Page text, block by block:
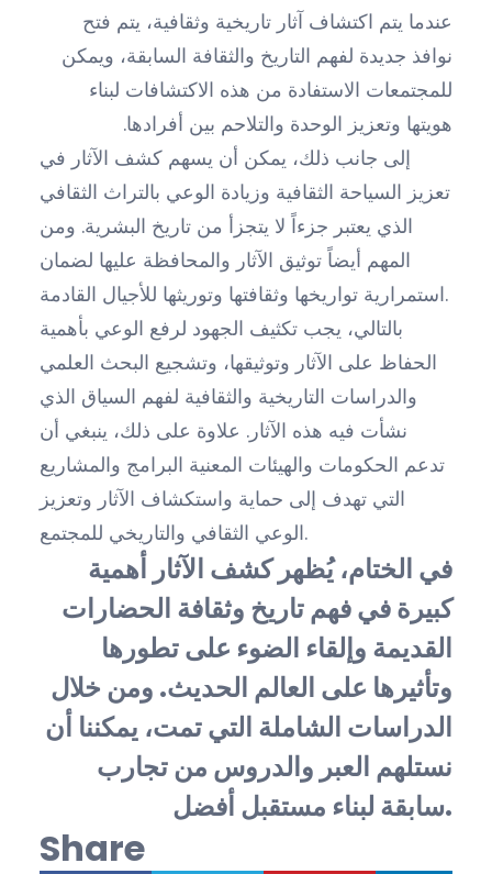
عندما يتم اكتشاف آثار تاريخية وثقافية، يتم فتح
نوافذ جديدة لفهم التاريخ والثقافة السابقة، ويمكن
للمجتمعات الاستفادة من هذه الاكتشافات لبناء
هويتها وتعزيز الوحدة والتلاحم بين أفرادها.
إلى جانب ذلك، يمكن أن يسهم كشف الآثار في
تعزيز السياحة الثقافية وزيادة الوعي بالتراث الثقافي
الذي يعتبر جزءاً لا يتجزأ من تاريخ البشرية. ومن
المهم أيضاً توثيق الآثار والمحافظة عليها لضمان
استمرارية تواريخها وثقافتها وتوريثها للأجيال القادمة.
بالتالي، يجب تكثيف الجهود لرفع الوعي بأهمية
الحفاظ على الآثار وتوثيقها، وتشجيع البحث العلمي
والدراسات التاريخية والثقافية لفهم السياق الذي
نشأت فيه هذه الآثار. علاوة على ذلك، ينبغي أن
تدعم الحكومات والهيئات المعنية البرامج والمشاريع
التي تهدف إلى حماية واستكشاف الآثار وتعزيز
الوعي الثقافي والتاريخي للمجتمع.
في الختام، يُظهر كشف الآثار أهمية
كبيرة في فهم تاريخ وثقافة الحضارات
القديمة وإلقاء الضوء على تطورها
وتأثيرها على العالم الحديث. ومن خلال
الدراسات الشاملة التي تمت، يمكننا أن
نستلهم العبر والدروس من تجارب
سابقة لبناء مستقبل أفضل.
Share